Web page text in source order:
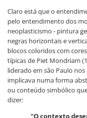
Claro está que o
pelo entendimento dos
neoplasticismo - pintura
negras horizontais e
blocos coloridos com
típicas de Piet Mondriam
liderado em são Paulo
implicava numa forma
ou conteúdo simbólico
dizer:
"O contexto